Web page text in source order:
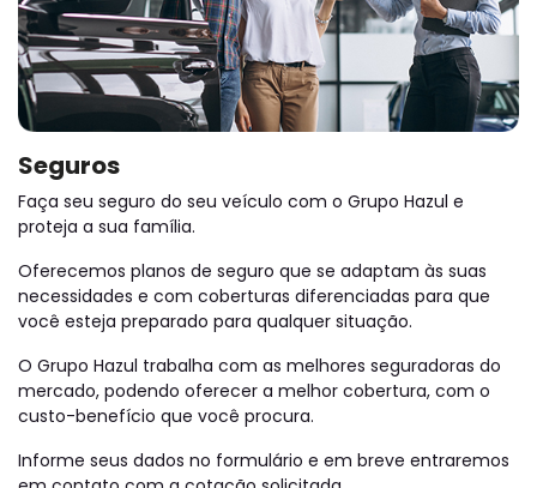
Seguros
Faça seu seguro do seu veículo com o Grupo Hazul e
proteja a sua família.
Oferecemos planos de seguro que se adaptam às suas
necessidades e com coberturas diferenciadas para que
você esteja preparado para qualquer situação.
O Grupo Hazul trabalha com as melhores seguradoras do
mercado, podendo oferecer a melhor cobertura, com o
custo-benefício que você procura.
Informe seus dados no formulário e em breve entraremos